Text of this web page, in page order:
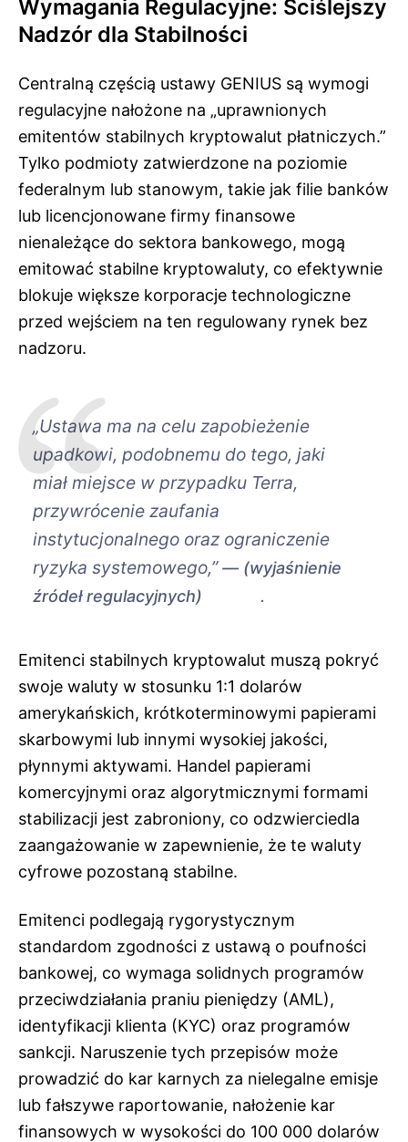
Wymagania Regulacyjne: Ściślejszy
Nadzór dla Stabilności
Centralną częścią ustawy GENIUS są wymogi
regulacyjne nałożone na „uprawnionych
emitentów stabilnych kryptowalut płatniczych.”
Tylko podmioty zatwierdzone na poziomie
federalnym lub stanowym, takie jak filie banków
lub licencjonowane firmy finansowe
nienależące do sektora bankowego, mogą
emitować stabilne kryptowaluty, co efektywnie
blokuje większe korporacje technologiczne
przed wejściem na ten regulowany rynek bez
nadzoru.
„Ustawa ma na celu zapobieżenie
upadkowi, podobnemu do tego, jaki
miał miejsce w przypadku Terra,
przywrócenie zaufania
instytucjonalnego oraz ograniczenie
ryzyka systemowego,”
(wyjaśnienie
źródeł regulacyjnych)
.
Emitenci stabilnych kryptowalut muszą pokryć
swoje waluty w stosunku 1:1 dolarów
amerykańskich, krótkoterminowymi papierami
skarbowymi lub innymi wysokiej jakości,
płynnymi aktywami. Handel papierami
komercyjnymi oraz algorytmicznymi formami
stabilizacji jest zabroniony, co odzwierciedla
zaangażowanie w zapewnienie, że te waluty
cyfrowe pozostaną stabilne.
Emitenci podlegają rygorystycznym
standardom zgodności z ustawą o poufności
bankowej, co wymaga solidnych programów
przeciwdziałania praniu pieniędzy (AML),
identyfikacji klienta (KYC) oraz programów
sankcji. Naruszenie tych przepisów może
prowadzić do kar karnych za nielegalne emisje
lub fałszywe raportowanie, nałożenie kar
finansowych w wysokości do 100 000 dolarów